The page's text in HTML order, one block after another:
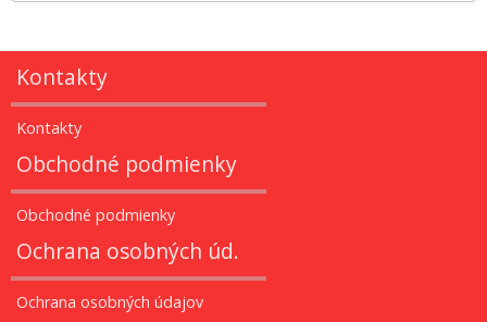
Kontakty
Kontakty
Obchodné podmienky
Obchodné podmienky
Ochrana osobných úd.
Ochrana osobných údajov